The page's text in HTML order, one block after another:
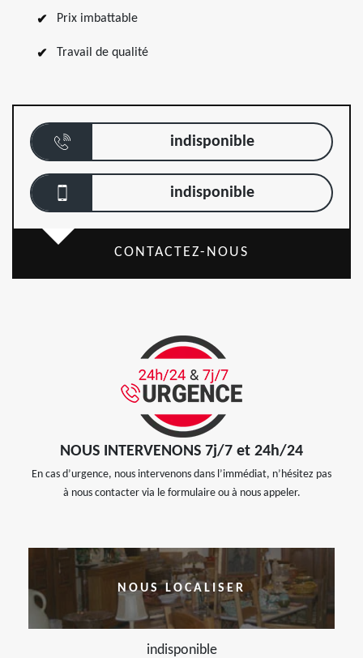
Prix imbattable
Travail de qualité
indisponible
indisponible
CONTACTEZ-NOUS
NOUS INTERVENONS 7j/7 et 24h/24
En cas d’urgence, nous intervenons dans l’immédiat, n’hésitez pas
à nous contacter via le formulaire ou à nous appeler.
NOUS LOCALISER
indisponible